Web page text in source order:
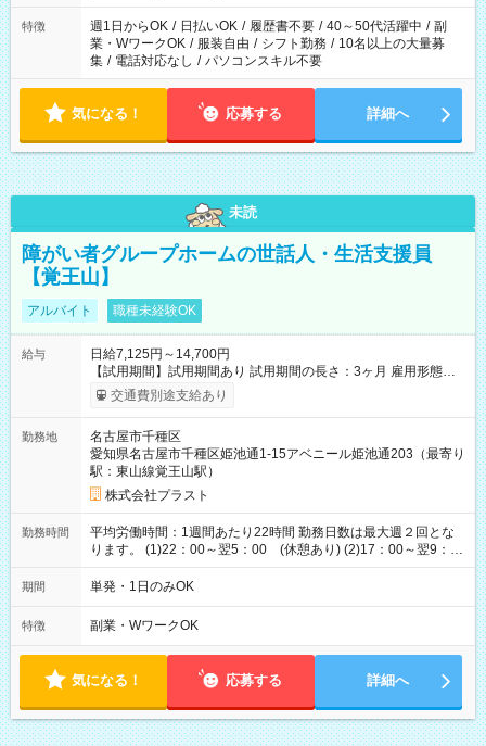
特徴 週1日からOK / 日払いOK / 履歴書不要 / 40～50代活躍中 / 副
業・WワークOK / 服装自由 / シフト勤務 / 10名以上の大量募
集 / 電話対応なし / パソコンスキル不要
気になる！ 応募する 詳細へ
未読
障がい者グループホームの世話人・生活支援員
【覚王山】
アルバイト 職種未経験OK
給与
日給7,125円～14,700円
【試用期間】試用期間あり 試用期間の長さ：3ヶ月 雇用形態、
給与は本採用時と同じです。
交通費別途支給あり
勤務地
名古屋市千種区
愛知県名古屋市千種区姫池通1-15アベニール姫池通203（最寄り
駅：東山線覚王山駅）
株式会社プラスト
勤務時間
平均労働時間：1週間あたり22時間 勤務日数は最大週２回とな
ります。 (1)22：00～翌5：00 (休憩あり) (2)17：00～翌9：
00 (休憩あり) ３６協定提出済 平均労働時間：1週間あたり22
時間 勤務日数は最大週２回となります。 (1)22：00～翌5：00
期間 単発・1日のみOK
特徴 副業・WワークOK
気になる！ 応募する 詳細へ